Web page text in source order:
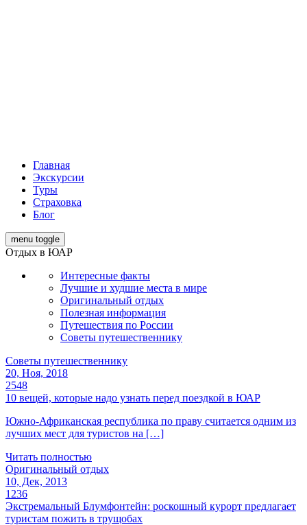
Главная
Экскурсии
Туры
Страховка
Блог
menu toggle
Отдых в ЮАР
Интересные факты
Лучшие и худшие места в мире
Оригинальный отдых
Полезная информация
Путешествия по России
Советы путешественнику
Советы путешественнику
20, Ноя, 2018
2548
10 вещей, которые надо узнать перед поездкой в ЮАР
Южно-Африканская республика по праву считается одним из
лучших мест для туристов на […]
Читать полностью
Оригинальный отдых
10, Дек, 2013
1236
Экстремальный Блумфонтейн: роскошный курорт предлагает
туристам пожить в трущобах